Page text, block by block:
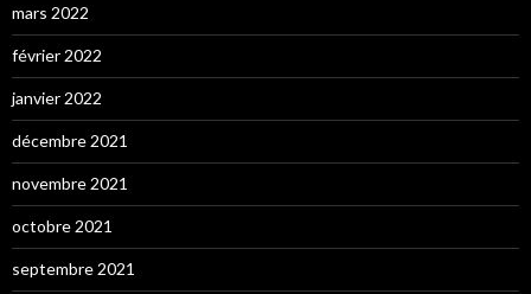
mars 2022
février 2022
janvier 2022
décembre 2021
novembre 2021
octobre 2021
septembre 2021